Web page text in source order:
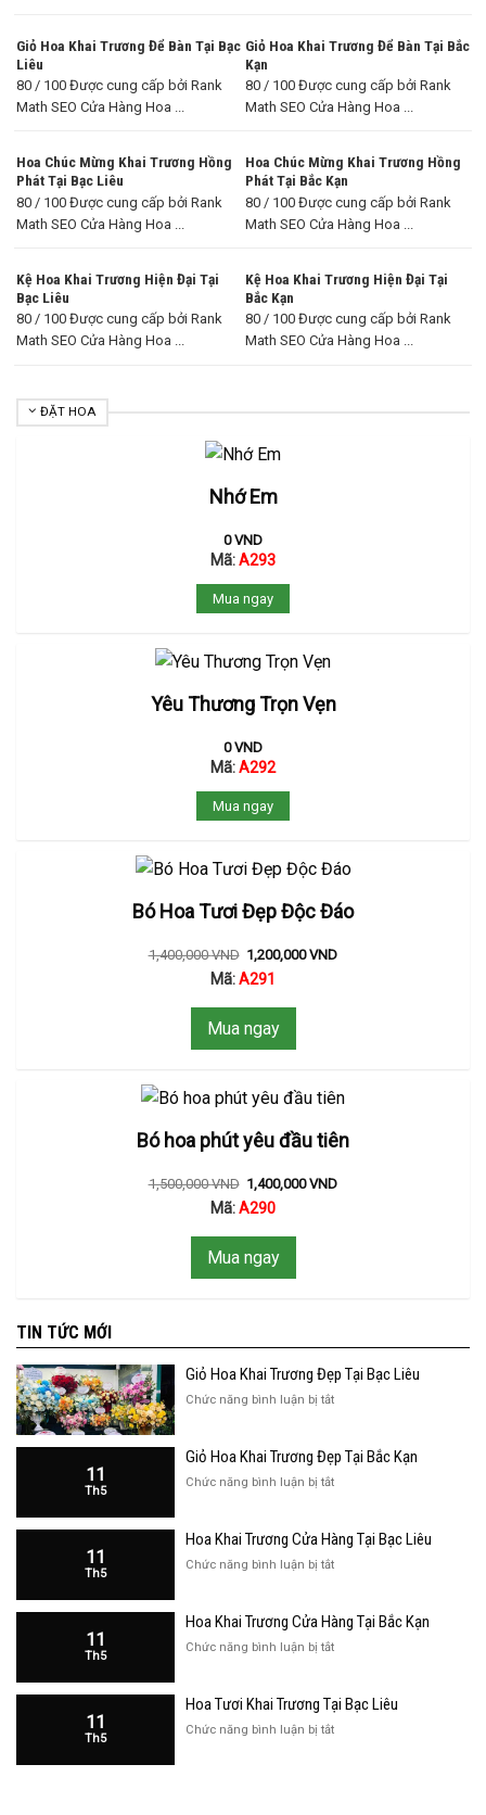
Giỏ Hoa Khai Trương Để Bàn Tại Bạc
Liêu
80 / 100 Được cung cấp bởi Rank
Math SEO Cửa Hàng Hoa ...
Giỏ Hoa Khai Trương Để Bàn Tại Bắc
Kạn
80 / 100 Được cung cấp bởi Rank
Math SEO Cửa Hàng Hoa ...
Hoa Chúc Mừng Khai Trương Hồng
Phát Tại Bạc Liêu
80 / 100 Được cung cấp bởi Rank
Math SEO Cửa Hàng Hoa ...
Hoa Chúc Mừng Khai Trương Hồng
Phát Tại Bắc Kạn
80 / 100 Được cung cấp bởi Rank
Math SEO Cửa Hàng Hoa ...
Kệ Hoa Khai Trương Hiện Đại Tại
Bạc Liêu
80 / 100 Được cung cấp bởi Rank
Math SEO Cửa Hàng Hoa ...
Kệ Hoa Khai Trương Hiện Đại Tại
Bắc Kạn
80 / 100 Được cung cấp bởi Rank
Math SEO Cửa Hàng Hoa ...
ĐẶT HOA
Nhớ Em
0VND
Mã:A293
Mua ngay
Yêu Thương Trọn Vẹn
0VND
Mã:A292
Mua ngay
Bó Hoa Tươi Đẹp Độc Đáo
1,400,000VND 1,200,000VND
Mã:A291
Mua ngay
Bó hoa phút yêu đầu tiên
1,500,000VND 1,400,000VND
Mã:A290
Mua ngay
TIN TỨC MỚI
Giỏ Hoa Khai Trương Đẹp Tại Bạc Liêu
Chức năng bình luận bị tắtở
Khai
Đẹp
Liêu
11
Th5
Giỏ Hoa Khai Trương Đẹp Tại Bắc Kạn
Chức năng bình luận bị tắtở
Khai
Đẹp
Kạn
11
Th5
Hoa Khai Trương Cửa Hàng Tại Bạc Liêu
Chức năng bình luận bị tắtở
Trương
Hàng
Liêu
11
Th5
Hoa Khai Trương Cửa Hàng Tại Bắc Kạn
Chức năng bình luận bị tắtở
Trương
Hàng
11
Th5
Hoa Tươi Khai Trương Tại Bạc Liêu
Chức năng bình luận bị tắtở